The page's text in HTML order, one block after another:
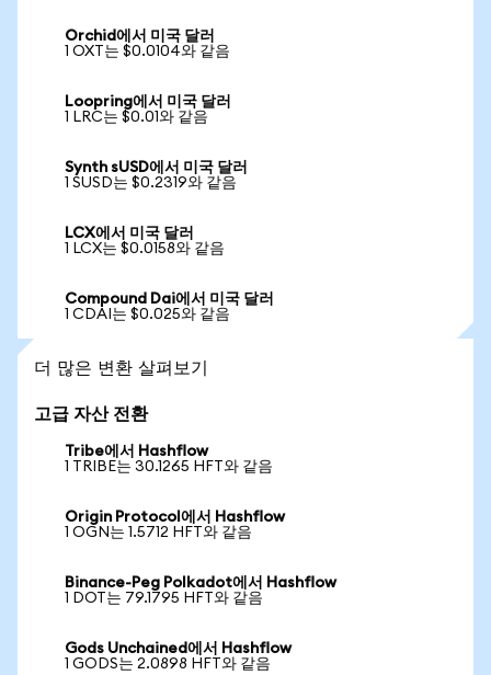
Orchid에서 미국 달러
1 OXT는 $0.0104와 같음
Loopring에서 미국 달러
1 LRC는 $0.01와 같음
Synth sUSD에서 미국 달러
1 SUSD는 $0.2319와 같음
LCX에서 미국 달러
1 LCX는 $0.0158와 같음
Compound Dai에서 미국 달러
1 CDAI는 $0.025와 같음
더 많은 변환 살펴보기
고급 자산 전환
Tribe에서 Hashflow
1 TRIBE는 30.1265 HFT와 같음
Origin Protocol에서 Hashflow
1 OGN는 1.5712 HFT와 같음
Binance-Peg Polkadot에서 Hashflow
1 DOT는 79.1795 HFT와 같음
Gods Unchained에서 Hashflow
1 GODS는 2.0898 HFT와 같음